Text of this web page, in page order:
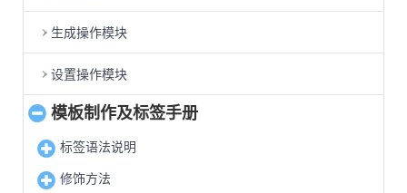
生成操作模块
设置操作模块
模板制作及标签手册
标签语法说明
修饰方法